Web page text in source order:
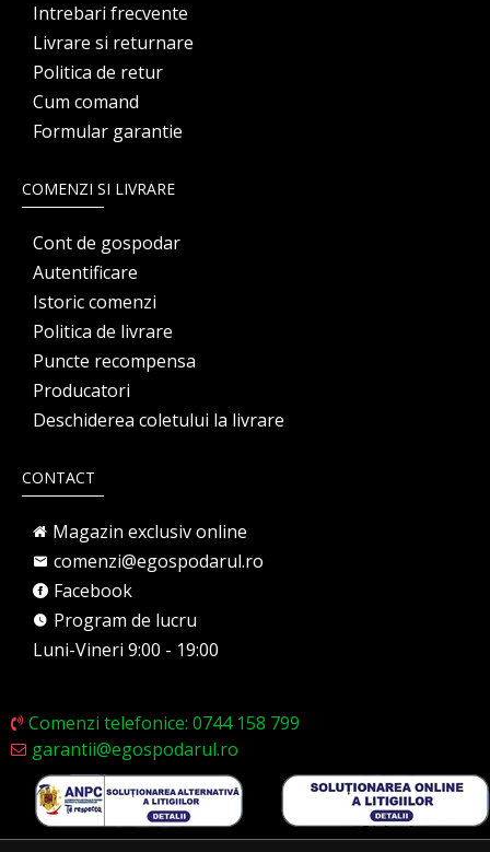
Intrebari frecvente
Livrare si returnare
Politica de retur
Cum comand
Formular garantie
COMENZI SI LIVRARE
Cont de gospodar
Autentificare
Istoric comenzi
Politica de livrare
Puncte recompensa
Producatori
Deschiderea coletului la livrare
CONTACT
Magazin exclusiv online
comenzi@egospodarul.ro
Facebook
Program de lucru
Luni-Vineri 9:00 - 19:00
Comenzi telefonice: 0744 158 799
garantii@egospodarul.ro